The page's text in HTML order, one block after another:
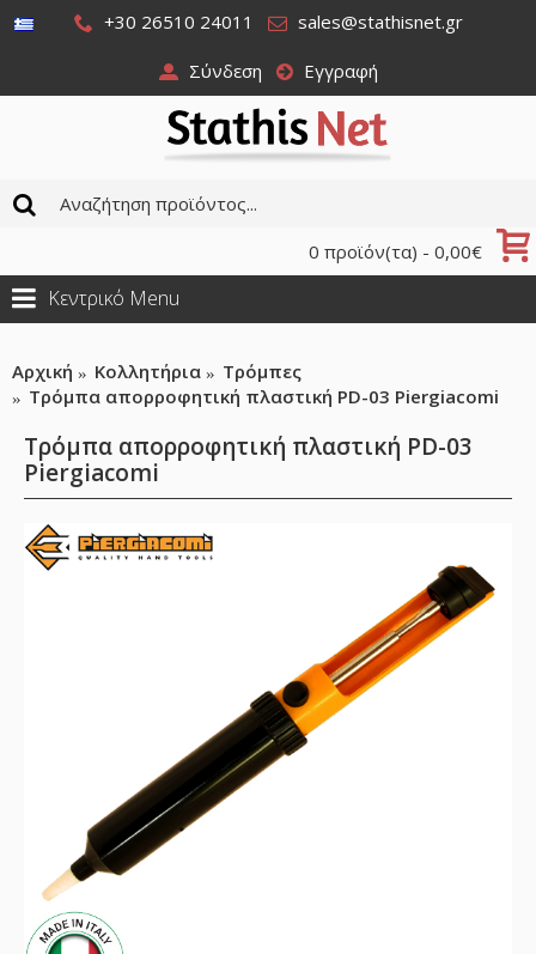
+30 26510 24011 sales@stathisnet.gr
Σύνδεση Εγγραφή
0 προϊόν(τα) - 0,00€
Κεντρικό Menu
Αρχική Κολλητήρια
Τρόμπες
Τρόμπα απορροφητική πλαστική PD-03 Piergiacomi
Τρόμπα απορροφητική πλαστική PD-03
Piergiacomi